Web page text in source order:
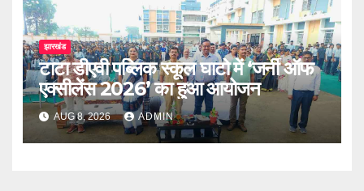
झारखंड
टाटा डीएवी पब्लिक स्कूल घाटो में ‘जर्नी ऑफ
एक्सीलेंस 2026’ का हुआ आयोजन
AUG 8, 2026 ADMIN